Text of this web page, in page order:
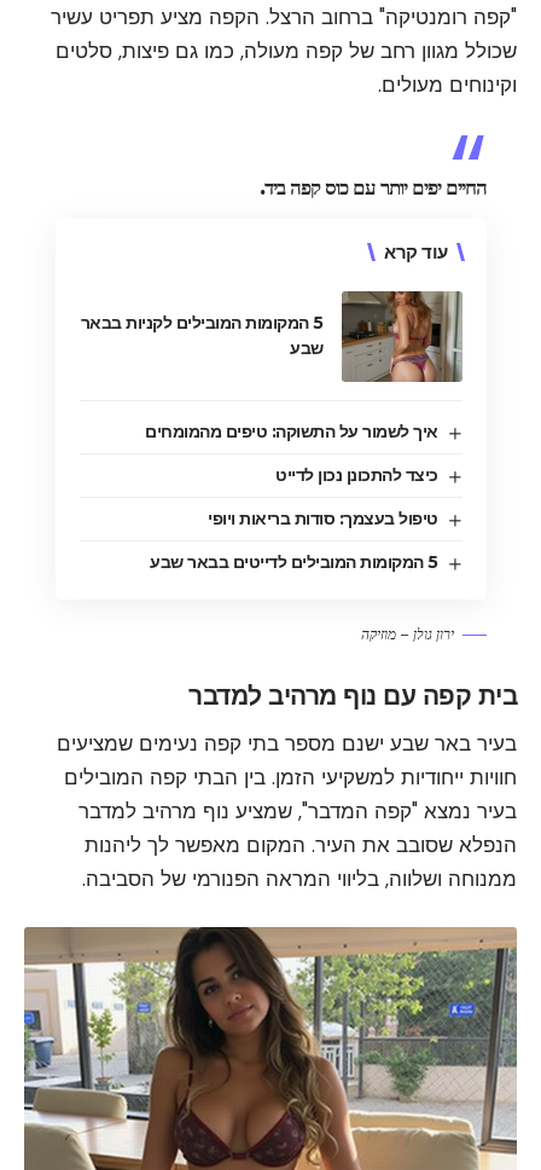
"קפה רומנטיקה" ברחוב הרצל. הקפה מציע תפריט עשיר
שכולל מגוון רחב של קפה מעולה, כמו גם פיצות, סלטים
וקינוחים מעולים.
החיים יפים יותר עם כוס קפה ביד.
עוד קרא
5 המקומות המובילים לקניות בבאר
שבע
איך לשמור על התשוקה: טיפים מהמומחים
כיצד להתכונן נכון לדייט
טיפול בעצמך: סודות בריאות ויופי
5 המקומות המובילים לדייטים בבאר שבע
ירון גולן – מוזיקה
בית קפה עם נוף מרהיב למדבר
בעיר באר שבע ישנם מספר בתי קפה נעימים שמציעים
חוויות ייחודיות למשקיעי הזמן. בין הבתי קפה המובילים
בעיר נמצא "קפה המדבר", שמציע נוף מרהיב למדבר
הנפלא שסובב את העיר. המקום מאפשר לך ליהנות
ממנוחה ושלווה, בליווי המראה הפנורמי של הסביבה.